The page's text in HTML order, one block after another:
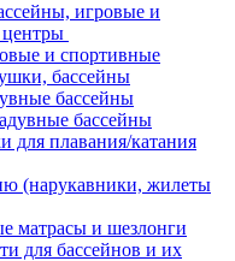
игровые и
и спортивные
бассейны
бассейны
бассейны
для плавания/катания
(нарукавники, жилеты
матрасы и шезлонги
для бассейнов и их